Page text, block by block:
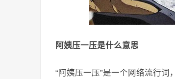
阿姨压一压是什么意思
“阿姨压一压”是一个网络流行词